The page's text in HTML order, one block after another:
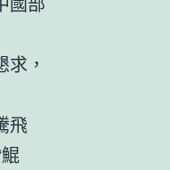
，
飛